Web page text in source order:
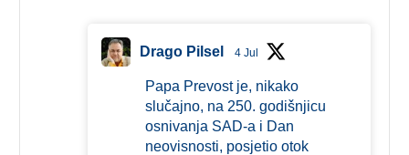
Drago Pilsel 4 Jul
Papa Prevost je, nikako
slučajno, na 250. godišnjicu
osnivanja SAD-a i Dan
neovisnosti, posjetio otok